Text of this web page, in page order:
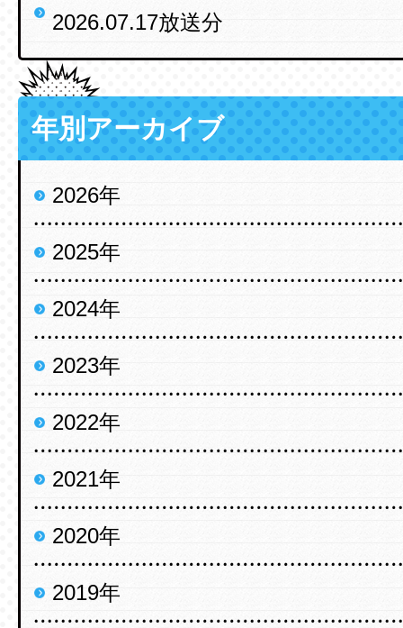
2026.07.17放送分
年別アーカイブ
2026年
2025年
2024年
2023年
2022年
2021年
2020年
2019年